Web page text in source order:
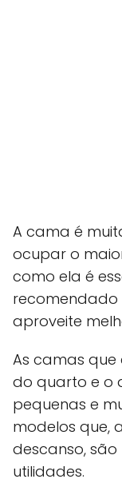
A cama é
ocupar o
como ela é
aproveite
As camas
do quarto e o
pequenas e
modelos que,
descanso,
utilidades.